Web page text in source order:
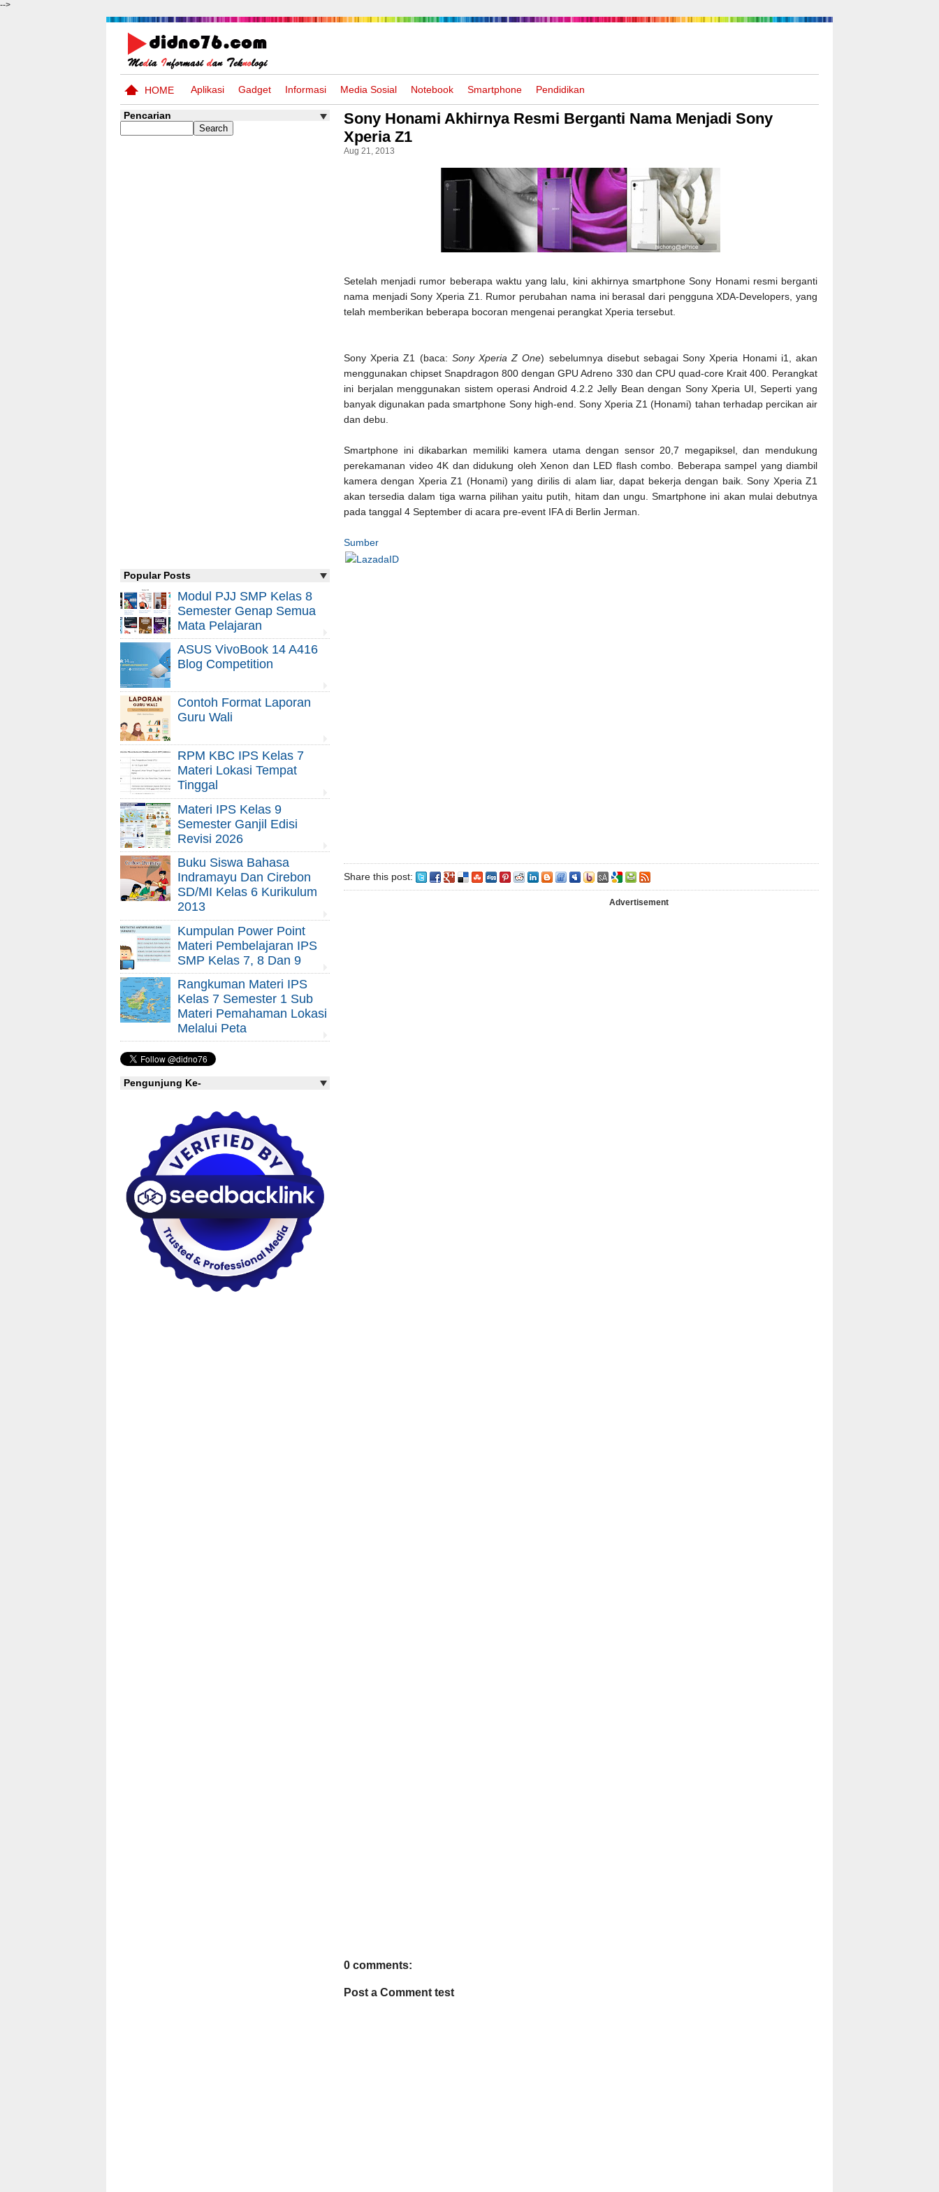
-->
HOME Aplikasi Gadget Informasi Media Sosial Notebook Smartphone Pendidikan
Sony Honami Akhirnya Resmi Berganti Nama Menjadi Sony
Xperia Z1
Aug 21, 2013
Setelah menjadi rumor beberapa waktu yang lalu, kini akhirnya smartphone Sony Honami resmi berganti
nama menjadi Sony Xperia Z1. Rumor perubahan nama ini berasal dari pengguna XDA-Developers, yang
telah memberikan beberapa bocoran mengenai perangkat Xperia tersebut.
Sony Xperia Z1 (baca: Sony Xperia Z One) sebelumnya disebut sebagai Sony Xperia Honami i1, akan
menggunakan chipset Snapdragon 800 dengan GPU Adreno 330 dan CPU quad-core Krait 400. Perangkat
ini berjalan menggunakan sistem operasi Android 4.2.2 Jelly Bean dengan Sony Xperia UI, Seperti yang
banyak digunakan pada smartphone Sony high-end. Sony Xperia Z1 (Honami) tahan terhadap percikan air
dan debu.
Smartphone ini dikabarkan memiliki kamera utama dengan sensor 20,7 megapiksel, dan mendukung
perekamanan video 4K dan didukung oleh Xenon dan LED flash combo. Beberapa sampel yang diambil
kamera dengan Xperia Z1 (Honami) yang dirilis di alam liar, dapat bekerja dengan baik. Sony Xperia Z1
akan tersedia dalam tiga warna pilihan yaitu putih, hitam dan ungu. Smartphone ini akan mulai debutnya
pada tanggal 4 September di acara pre-event IFA di Berlin Jerman.
Sumber
Share this post:
Advertisement
0 comments:
Post a Comment test
Pencarian
Popular Posts
Modul PJJ SMP Kelas 8
Semester Genap Semua
Mata Pelajaran
ASUS VivoBook 14 A416
Blog Competition
Contoh Format Laporan
Guru Wali
RPM KBC IPS Kelas 7
Materi Lokasi Tempat
Tinggal
Materi IPS Kelas 9
Semester Ganjil Edisi
Revisi 2026
Buku Siswa Bahasa
Indramayu Dan Cirebon
SD/MI Kelas 6 Kurikulum
2013
Kumpulan Power Point
Materi Pembelajaran IPS
SMP Kelas 7, 8 Dan 9
Rangkuman Materi IPS
Kelas 7 Semester 1 Sub
Materi Pemahaman Lokasi
Melalui Peta
Pengunjung Ke-